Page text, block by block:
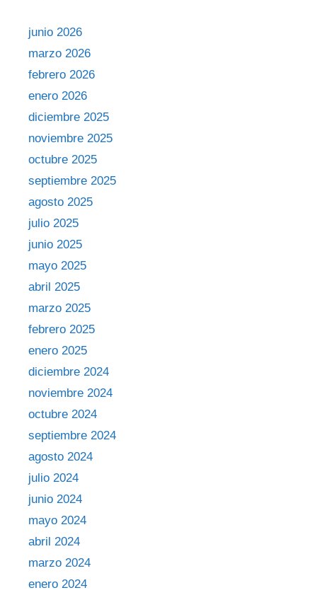
junio 2026
marzo 2026
febrero 2026
enero 2026
diciembre 2025
noviembre 2025
octubre 2025
septiembre 2025
agosto 2025
julio 2025
junio 2025
mayo 2025
abril 2025
marzo 2025
febrero 2025
enero 2025
diciembre 2024
noviembre 2024
octubre 2024
septiembre 2024
agosto 2024
julio 2024
junio 2024
mayo 2024
abril 2024
marzo 2024
enero 2024